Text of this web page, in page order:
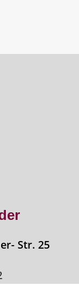
Str. 25